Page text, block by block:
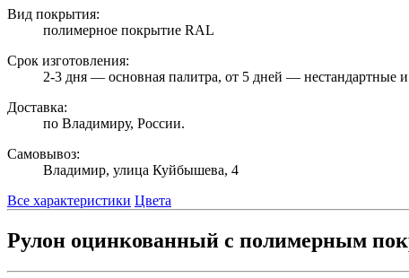
Вид покрытия:
полимерное покрытие RAL
Срок изготовления:
2-3 дня — основная палитра, от 5 дней — нестандартные и
Доставка:
по Владимиру, России.
Самовывоз:
Владимир, улица Куйбышева, 4
Все характеристики Цвета
Рулон оцинкованный с полимерным